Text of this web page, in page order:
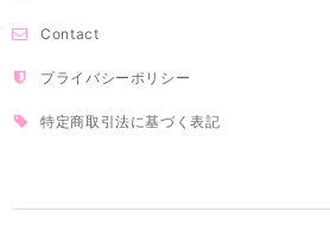
Contact
プライバシーポリシー
特定商取引法に基づく表記